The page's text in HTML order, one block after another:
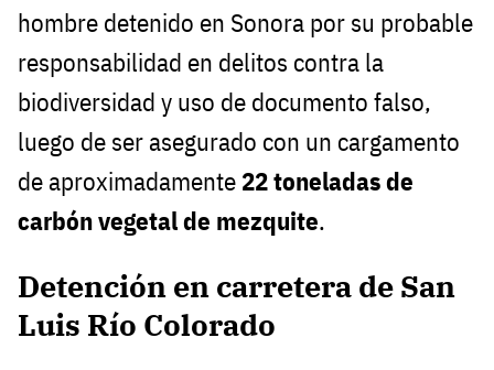
hombre detenido en Sonora por su probable
responsabilidad en delitos contra la
biodiversidad y uso de documento falso,
luego de ser asegurado con un cargamento
de aproximadamente 22 toneladas de
carbón vegetal de mezquite.
Detención en carretera de San
Luis Río Colorado